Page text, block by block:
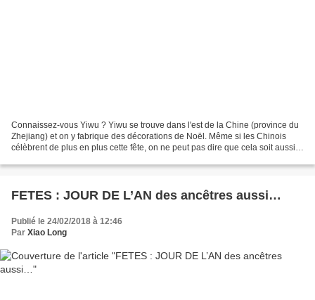
Connaissez-vous Yiwu ? Yiwu se trouve dans l'est de la Chine (province du
Zhejiang) et on y fabrique des décorations de Noël. Même si les Chinois
célèbrent de plus en plus cette fête, on ne peut pas dire que cela soit aussi
FETES : JOUR DE L’AN des ancêtres aussi…
Publié le 24/02/2018 à 12:46
Par Xiao Long